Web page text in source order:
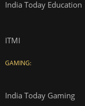
India Today Education
ITMI
GAMING:
India Today Gaming